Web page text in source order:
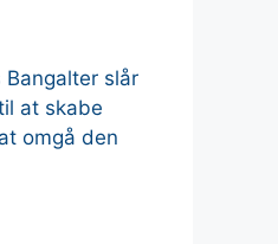
Bangalter slår
at skabe
omgå den